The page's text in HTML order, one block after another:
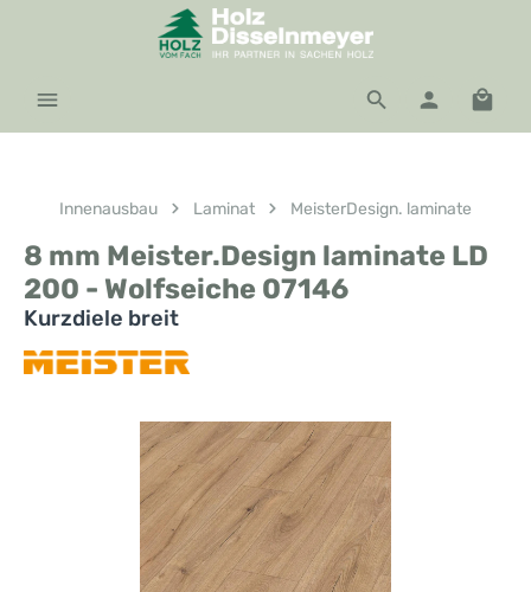
Zum Hauptinhalt springen
Innenausbau Laminat MeisterDesign. laminate
8 mm Meister.Design laminate LD
200 - Wolfseiche 07146
Kurzdiele breit
Bildergalerie überspringen